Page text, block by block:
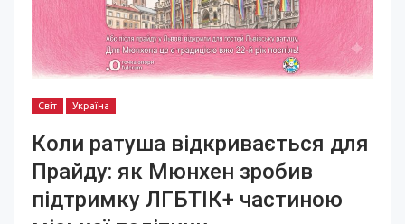
Світ Україна
Коли ратуша відкривається для
Прайду: як Мюнхен зробив
підтримку ЛГБТІК+ частиною